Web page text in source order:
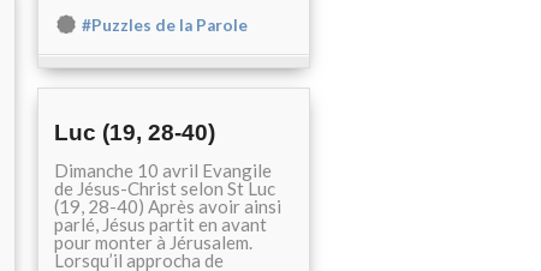
#Puzzles de la Parole
Luc (19, 28-40)
Dimanche 10 avril Evangile
de Jésus-Christ selon St Luc
(19, 28-40) Après avoir ainsi
parlé, Jésus partit en avant
pour monter à Jérusalem.
Lorsqu’il approcha de